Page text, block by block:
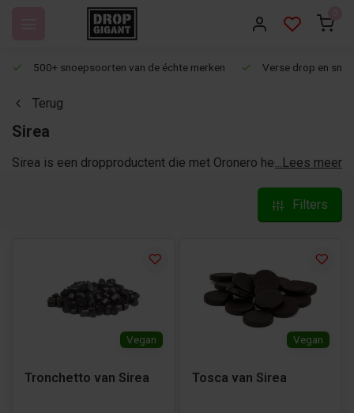
500+ snoepsoorten van de échte merken Verse drop en
Terug
Sirea
Sirea is een dropproductent die met Oronero heerlijke
gespecialiseerd in de productie van drop. Aan elk
onderdeel van het productieproces wordt aandacht
ervaring kunnen ze veel verschillende dropsoorten maken.
Binnenkort meer!
...Lees meer
Filters
Vegan
Tronchetto van Sirea
Vegan
Tosca van Sirea